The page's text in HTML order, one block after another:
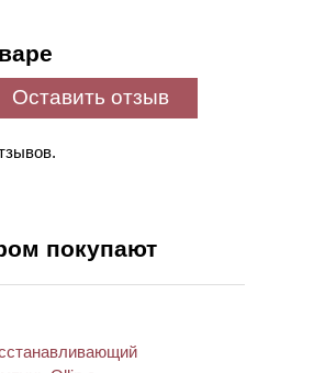
Оставить отзыв
покупают